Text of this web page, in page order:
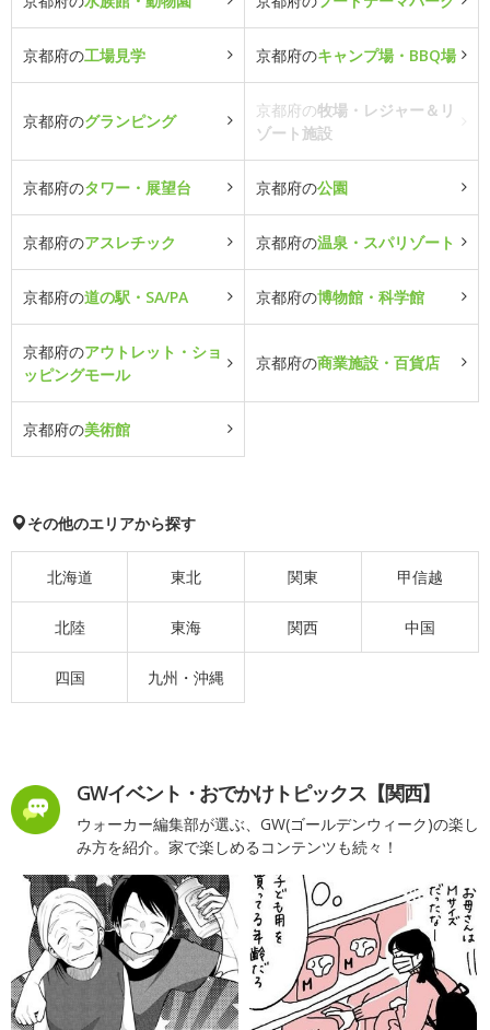
京都府の工場見学 京都府のキャンプ場・BBQ場
京都府のグランピング
京都府の牧場・レジャー＆リ
ゾート施設
京都府のタワー・展望台 京都府の公園
京都府のアスレチック 京都府の温泉・スパリゾート
京都府の道の駅・SA/PA 京都府の博物館・科学館
京都府のアウトレット・ショ
ッピングモール
京都府の商業施設・百貨店
京都府の美術館
その他のエリアから探す
北海道 東北 関東 甲信越
北陸 東海 関西 中国
四国 九州・沖縄
GWイベント・おでかけトピックス【関西】
ウォーカー編集部が選ぶ、GW(ゴールデンウィーク)の楽し
み方を紹介。家で楽しめるコンテンツも続々！